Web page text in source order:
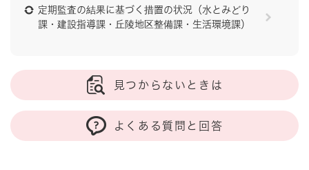
定期監査の結果に基づく措置の状況（水とみどり
課・建設指導課・丘陵地区整備課・生活環境課）
見つからないときは
よくある質問と回答